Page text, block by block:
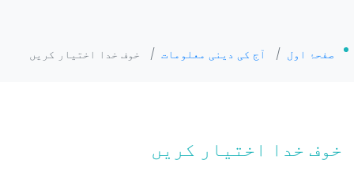
صفحۂ اول / آج کی دینی معلومات / خوف خدا اختیار کریں
خوف خدا اختیار کریں